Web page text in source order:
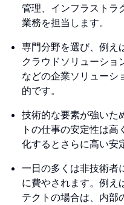
管理、インフラストラ
業務を担当します。
専門分野を選び、例え
クラウドソリューシ
などの企業ソリューシ
的です。
技術的な要素が強いた
トの仕事の安定性は
化するとさらに高い安
一日の多くは非技術者
に費やされます。例え
テクトの場合は、内部